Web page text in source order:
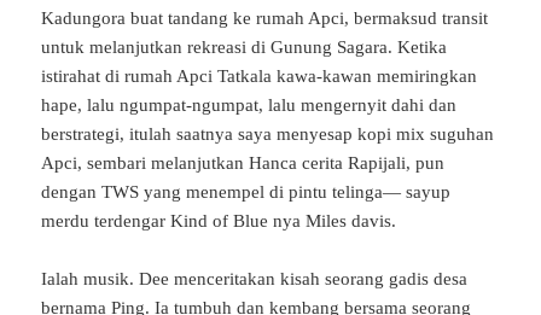
Kadungora buat tandang ke rumah Apci, bermaksud transit
untuk melanjutkan rekreasi di Gunung Sagara. Ketika
istirahat di rumah Apci Tatkala kawa-kawan memiringkan
hape, lalu ngumpat-ngumpat, lalu mengernyit dahi dan
berstrategi, itulah saatnya saya menyesap kopi mix suguhan
Apci, sembari melanjutkan Hanca cerita Rapijali, pun
dengan TWS yang menempel di pintu telinga— sayup
merdu terdengar Kind of Blue nya Miles davis.
Ialah musik. Dee menceritakan kisah seorang gadis desa
bernama Ping. Ia tumbuh dan kembang bersama seorang